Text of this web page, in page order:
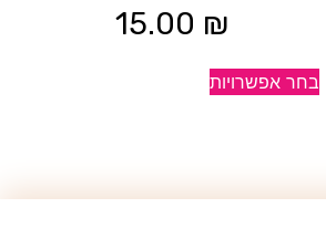
15.00 ₪
בחר אפשרויות